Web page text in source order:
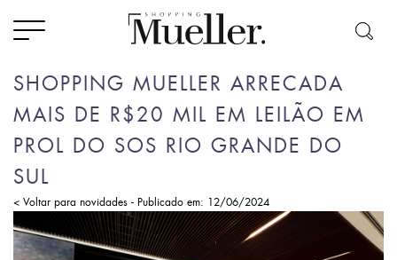
SHOPPING MUELLER ARRECADA
MAIS DE R$20 MIL EM LEILÃO EM
PROL DO SOS RIO GRANDE DO
SUL
< Voltar para novidades - Publicado em: 12/06/2024